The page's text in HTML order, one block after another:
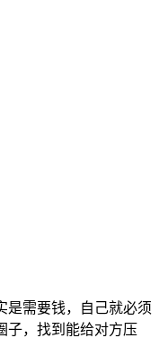
需要钱，自己就必须
子，找到能给对方压